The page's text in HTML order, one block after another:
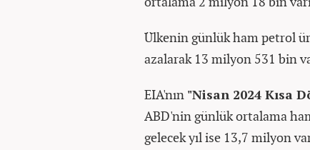
Ülkenin günlük ham petrol
azalarak 13 milyon 531 bin
EIA'nın "Nisan 2024 Kısa
ABD'nin günlük ortalama
gelecek yıl ise 13,7 milyon